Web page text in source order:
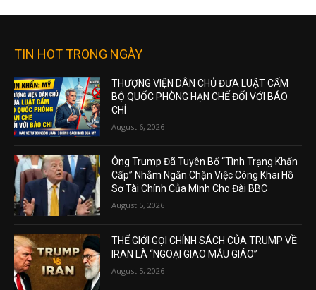
TIN HOT TRONG NGÀY
THƯỢNG VIỆN DÂN CHỦ ĐƯA LUẬT CẤM
BỘ QUỐC PHÒNG HẠN CHẾ ĐỐI VỚI BÁO
CHÍ
August 6, 2026
Ông Trump Đã Tuyên Bố “Tình Trạng Khẩn
Cấp” Nhằm Ngăn Chặn Việc Công Khai Hồ
Sơ Tài Chính Của Mình Cho Đài BBC
August 5, 2026
THẾ GIỚI GỌI CHÍNH SÁCH CỦA TRUMP VỀ
IRAN LÀ “NGOẠI GIAO MẪU GIÁO”
August 5, 2026